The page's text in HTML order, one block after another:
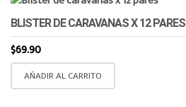
BLISTER DE CARAVANAS X 12 PARES
$69.90
AÑADIR AL CARRITO